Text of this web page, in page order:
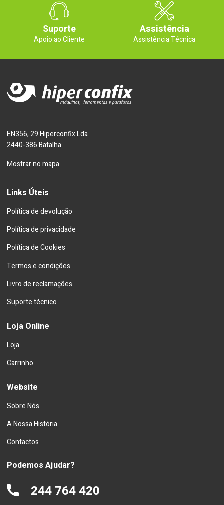
Suporte
Apoio ao Cliente
Assistência
Assistência Técnica
EN356, 29 Hiperconfix Lda
2440-386 Batalha
Mostrar no mapa
Links Úteis
Política de devolução
Política de privacidade
Política de Cookies
Termos e condições
Livro de reclamações
Suporte técnico
Loja Online
Loja
Carrinho
Website
Sobre Nós
A Nossa História
Contactos
Podemos Ajudar?
244 764 420